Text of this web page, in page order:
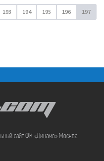
193 194 195 196 197
сайт ФК «Динамо» Москва